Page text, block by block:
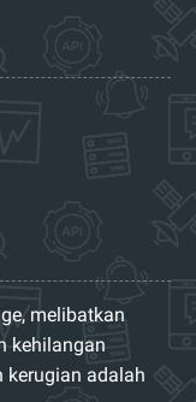
melibatkan
kehilangan
kerugian adalah